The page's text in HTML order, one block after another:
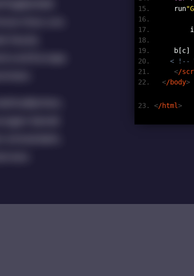
run
b[c]
< !--
</
</body>
</html>